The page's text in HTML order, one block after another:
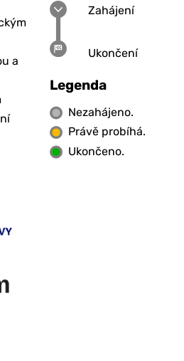
a
Zahájení
Ukončení
Legenda
Nezahájeno.
Právě probíhá.
Ukončeno.